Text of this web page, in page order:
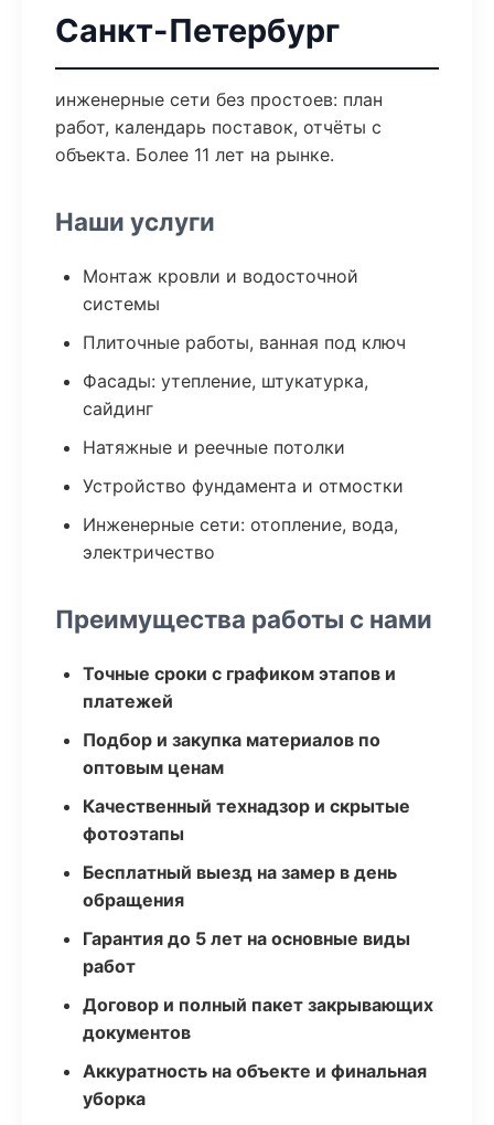
Санкт-Петербург
инженерные сети без простоев: план
работ, календарь поставок, отчёты с
объекта. Более 11 лет на рынке.
Наши услуги
Монтаж кровли и водосточной
системы
Плиточные работы, ванная под ключ
Фасады: утепление, штукатурка,
сайдинг
Натяжные и реечные потолки
Устройство фундамента и отмостки
Инженерные сети: отопление, вода,
электричество
Преимущества работы с нами
Точные сроки с графиком этапов и
платежей
Подбор и закупка материалов по
оптовым ценам
Качественный технадзор и скрытые
фотоэтапы
Бесплатный выезд на замер в день
обращения
Гарантия до 5 лет на основные виды
работ
Договор и полный пакет закрывающих
документов
Аккуратность на объекте и финальная
уборка